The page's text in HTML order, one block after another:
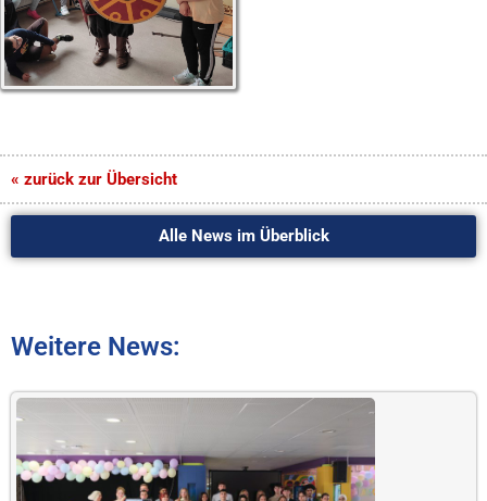
« zurück zur Übersicht
Alle News im Überblick
Weitere News: